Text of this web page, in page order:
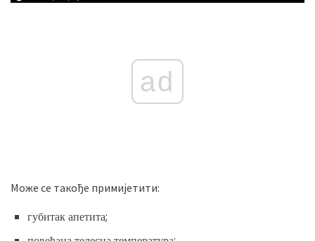
ad
Може се такође примијетити:
губитак апетита;